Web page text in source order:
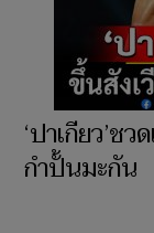
‘ปาเกียว’ช
กำปั้นมะกัน